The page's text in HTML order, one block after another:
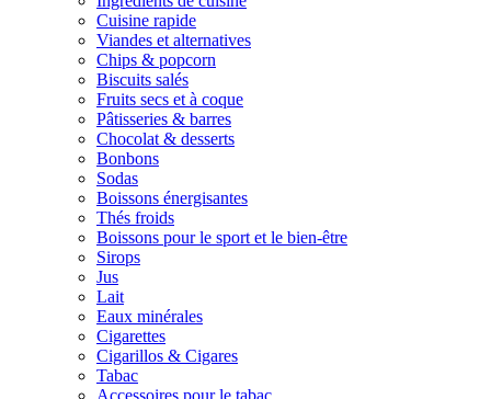
Cuisine rapide
Viandes et alternatives
Chips & popcorn
Biscuits salés
Fruits secs et à coque
Pâtisseries & barres
Chocolat & desserts
Bonbons
Sodas
Boissons énergisantes
Thés froids
Boissons pour le sport et le bien-être
Sirops
Jus
Lait
Eaux minérales
Cigarettes
Cigarillos & Cigares
Tabac
Accessoires pour le tabac